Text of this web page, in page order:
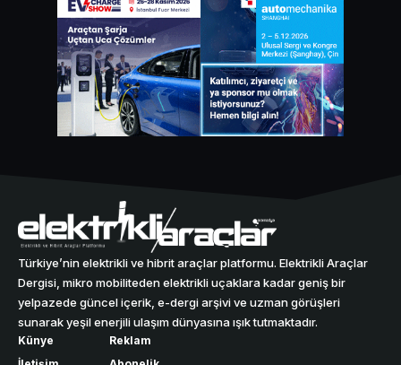
Türkiye’nin elektrikli ve hibrit araçlar platformu. Elektrikli Araçlar
Dergisi, mikro mobiliteden elektrikli uçaklara kadar geniş bir
yelpazede güncel içerik, e-dergi arşivi ve uzman görüşleri
sunarak yeşil enerjili ulaşım dünyasına ışık tutmaktadır.
Künye
Reklam